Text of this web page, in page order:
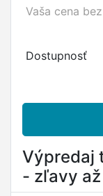
Vaša cena
Dostupnosť
Výpredaj
- zľavy až